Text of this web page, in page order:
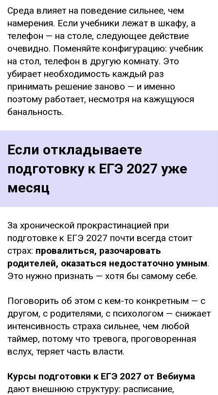
Среда влияет на поведение сильнее, чем
намерения. Если учебники лежат в шкафу, а
телефон — на столе, следующее действие
очевидно. Поменяйте конфигурацию: учебник
на стол, телефон в другую комнату. Это
убирает необходимость каждый раз
принимать решение заново — и именно
поэтому работает, несмотря на кажущуюся
банальность.
Если откладываете
подготовку к ЕГЭ 2027 уже
месяц
За хронической прокрастинацией при
подготовке к ЕГЭ 2027 почти всегда стоит
страх: провалиться, разочаровать
родителей, оказаться недостаточно умным.
Это нужно признать — хотя бы самому себе.
Поговорить об этом с кем-то конкретным — с
другом, с родителями, с психологом — снижает
интенсивность страха сильнее, чем любой
таймер, потому что тревога, проговоренная
вслух, теряет часть власти.
Курсы подготовки к ЕГЭ 2027 от Вебиума
дают внешнюю структуру: расписание,